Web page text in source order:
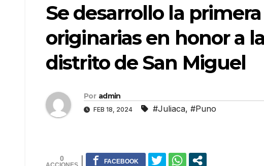
Se desarrollo la
originarias en honor a
distrito de San Miguel
Por admin
FEB 18, 2024 #Juliaca, #Puno
0